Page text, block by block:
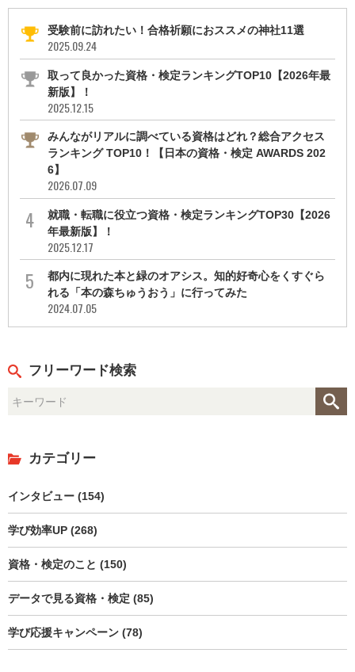
受験前に訪れたい！合格祈願におススメの神社11選
2025.09.24
取って良かった資格・検定ランキングTOP10【2026年最
新版】！
2025.12.15
みんながリアルに調べている資格はどれ？総合アクセス
ランキング TOP10！【日本の資格・検定 AWARDS 202
6】
2026.07.09
就職・転職に役立つ資格・検定ランキングTOP30【2026
年最新版】！
2025.12.17
都内に現れた本と緑のオアシス。知的好奇心をくすぐら
れる「本の森ちゅうおう」に行ってみた
2024.07.05
フリーワード検索
カテゴリー
インタビュー (154)
学び効率UP (268)
資格・検定のこと (150)
データで見る資格・検定 (85)
学び応援キャンペーン (78)